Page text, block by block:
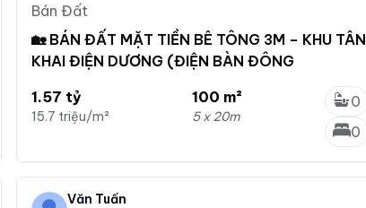
Bán Đất
🏡 BÁN ĐẤT MẶT TIỀN BÊ TÔNG 3M – KHU TÂN
KHAI ĐIỆN DƯƠNG (ĐIỆN BÀN ĐÔNG
1.57 tỷ
15.7 triệu/m²
100 m²
5 x 20m
0
0
Văn Tuấn